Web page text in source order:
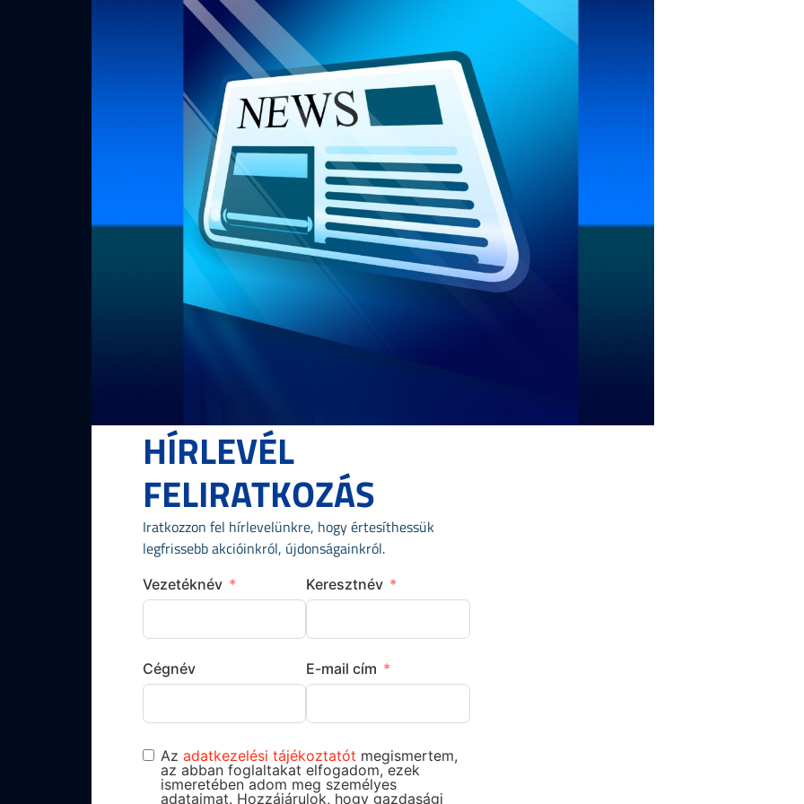
JELÖLÉS, CÍMKÉZÉS,
Bemutatkozunk
HÍRLEVÉL
FELIRATKOZÁS
Iratkozzon fel hírlevelünkre, hogy értesíthessük
legfrissebb akcióinkról, újdonságainkról.
Vezetéknév Keresztnév
Cégnév E-mail cím
Az adatkezelési tájékoztatót megismertem,
az abban foglaltakat elfogadom, ezek
ismeretében adom meg személyes
adataimat. Hozzájárulok, hogy gazdasági